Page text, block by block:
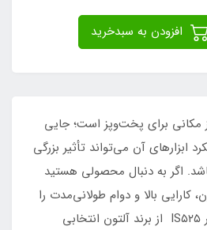
مکانی برای پخت‌وپز است؛ جایی
ابزارهای آن می‌تواند تأثیر بزرگی
اگر به دنبال محصولی هستید
کارایی بالا و دوام طولانی‌مدت را
ارائه دهد، اجاق گاز توکار IS۵۲۵ از برند آلتون انتخابی